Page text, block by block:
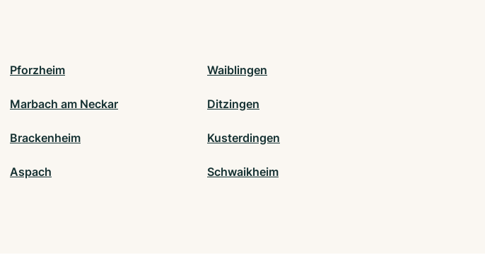
Pforzheim Waiblingen
Marbach am Neckar Ditzingen
Brackenheim Kusterdingen
Aspach Schwaikheim